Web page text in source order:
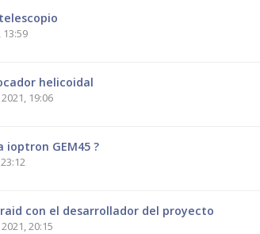
13:59
helicoidal
19:06
ioptron GEM45 ?
con el desarrollador del proyecto
20:15